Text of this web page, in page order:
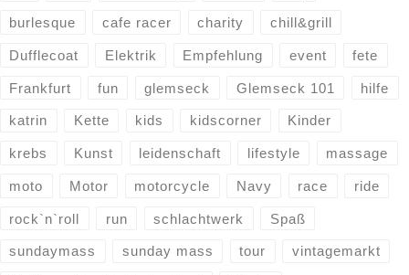
burlesque cafe racer charity chill&grill
Dufflecoat Elektrik Empfehlung event fete
Frankfurt fun glemseck Glemseck 101 hilfe
katrin Kette kids kidscorner Kinder
krebs Kunst leidenschaft lifestyle massage
moto Motor motorcycle Navy race ride
rock`n`roll run schlachtwerk Spaß
sundaymass sunday mass tour vintagemarkt